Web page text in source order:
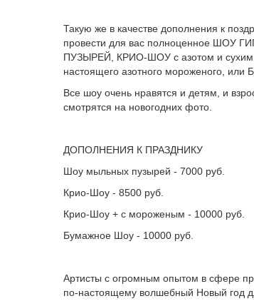
Такую же в качестве дополнения к
провести для вас полноценное ШОУ
ПУЗЫРЕЙ, КРИО-ШОУ с азотом и сухим
настоящего азотного мороженого,
Все шоу очень нравятся и детям, и
смотрятся на новогодних фото.
ДОПОЛНЕНИЯ К ПРАЗДНИКУ
Шоу мыльных пузырей - 7000 руб.
Крио-Шоу - 8500 руб.
Крио-Шоу + с мороженым - 10000 руб.
Бумажное Шоу - 10000 руб.
Артисты с огромным опытом в сфере
по-настоящему волшебный Новый год